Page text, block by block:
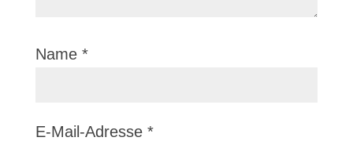
Name *
E-Mail-Adresse *